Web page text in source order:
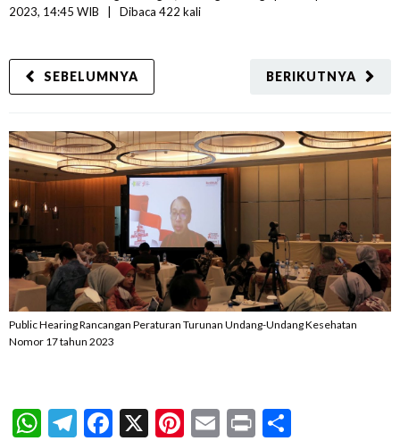
2023, 14:45 WIB
Dibaca 422 kali
BERIKUTNYA
SEBELUMNYA
Public Hearing Rancangan Peraturan Turunan Undang-Undang Kesehatan
Nomor 17 tahun 2023
WhatsApp
Telegram
Facebook
X Pinterest
Email
Print